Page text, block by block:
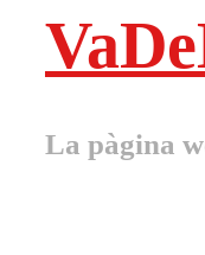
La pàgina